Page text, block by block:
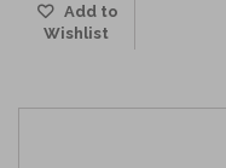
Add to
Wishlist